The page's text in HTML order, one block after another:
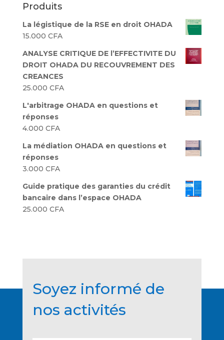
Produits
La légistique de la RSE en droit OHADA
15.000 CFA
ANALYSE CRITIQUE DE l’EFFECTIVITE DU
DROIT OHADA DU RECOUVREMENT DES
CREANCES
25.000 CFA
L'arbitrage OHADA en questions et
réponses
4.000 CFA
La médiation OHADA en questions et
réponses
3.000 CFA
Guide pratique des garanties du crédit
bancaire dans l’espace OHADA
25.000 CFA
Soyez informé de
nos activités